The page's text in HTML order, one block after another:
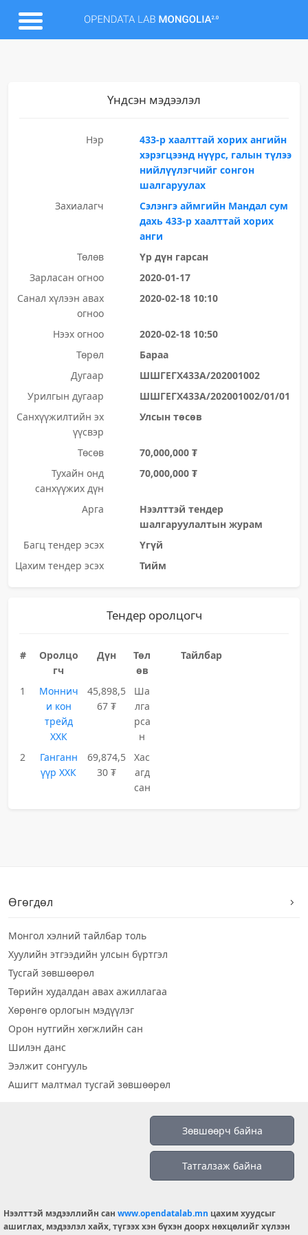
Үндсэн мэдээлэл
Нэр
433-р хаалттай хорих ангийн
хэрэгцээнд нүүрс, галын түлээ
нийлүүлэгчийг сонгон
шалгаруулах
Захиалагч
Сэлэнгэ аймгийн Мандал сум
дахь 433-р хаалттай хорих
анги
Төлөв
Үр дүн гарсан
Зарласан огноо
2020-01-17
Санал хүлээн авах
огноо
2020-02-18 10:10
Нээх огноо
2020-02-18 10:50
Төрөл
Бараа
Дугаар
ШШГЕГХ433А/202001002
Урилгын дугаар
ШШГЕГХ433А/202001002/01/01
Санхүүжилтийн эх
үүсвэр
Улсын төсөв
Төсөв
70,000,000 ₮
Тухайн онд
санхүүжих дүн
70,000,000 ₮
Арга
Нээлттэй тендер
шалгаруулалтын журам
Багц тендер эсэх
Үгүй
Цахим тендер эсэх
Тийм
Тендер оролцогч
#
Оролцо
гч
Дүн
Төл
өв
Тайлбар
1
Моннич
и кон
трейд
ХХК
45,898,5
67 ₮
Ша
лга
рса
н
2
Ганганн
үүр ХХК
69,874,5
30 ₮
Хас
агд
сан
Өгөгдөл
Монгол хэлний тайлбар толь
Хуулийн этгээдийн улсын бүртгэл
Тусгай зөвшөөрөл
Төрийн худалдан авах ажиллагаа
Хөрөнгө орлогын мэдүүлэг
Орон нутгийн хөгжлийн сан
Шилэн данс
Ээлжит сонгууль
Ашигт малтмал тусгай зөвшөөрөл
info@opendatalab.mn
Зөвшөөрч байна
Татгалзаж байна
Нээлттэй мэдээллийн сан www.opendatalab.mn цахим хуудсыг
ашиглах, мэдээлэл хайх, түгээх хэн бүхэн доорх нөхцөлийг хүлээн